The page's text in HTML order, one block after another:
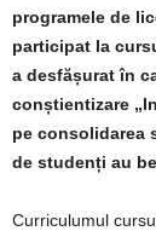
programele de
participat la
a desfășurat în
conștientizare
pe consolidarea
de studenți au
Curriculumul